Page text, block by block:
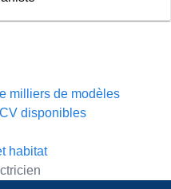
milliers de modèles
disponibles
habitat